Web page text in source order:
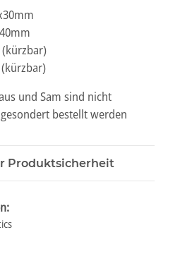
und Sam sind nicht
bestellt werden
Produktsicherheit